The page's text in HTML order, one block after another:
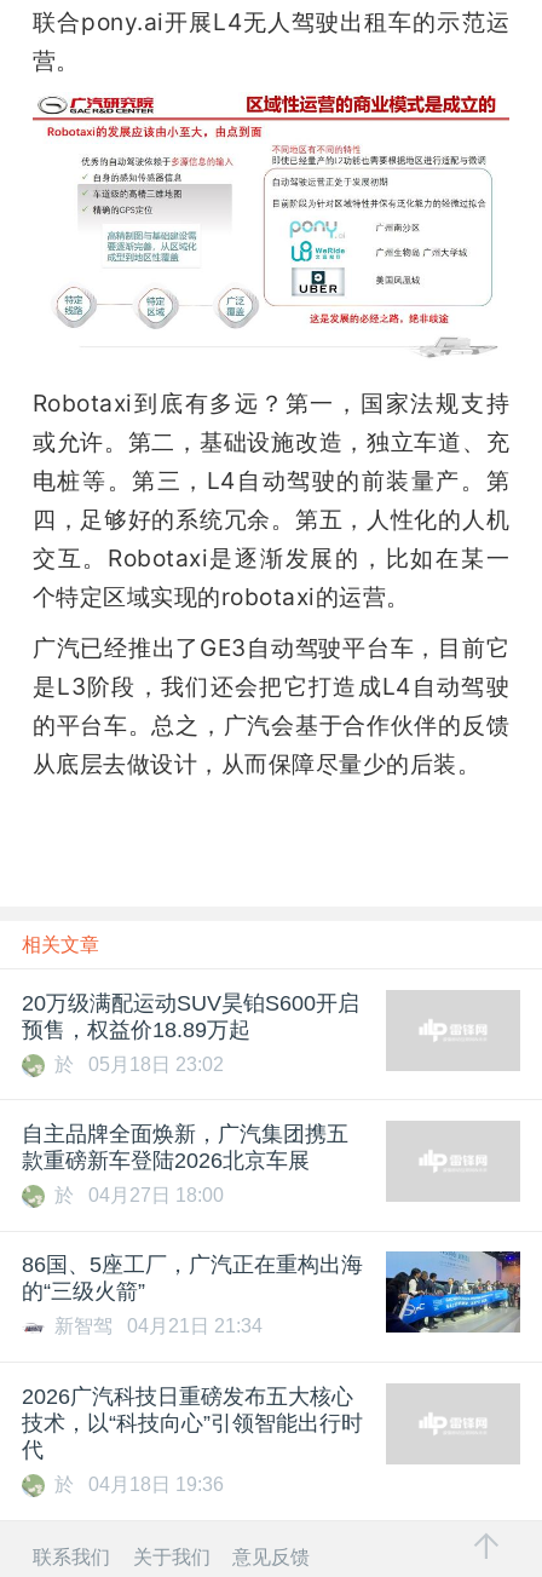
联合pony.ai开展L4无人驾驶出租车的示范运
营。
Robotaxi到底有多远？第一，国家法规支持
或允许。第二，基础设施改造，独立车道、充
电桩等。第三，L4自动驾驶的前装量产。第
四，足够好的系统冗余。第五，人性化的人机
交互。Robotaxi是逐渐发展的，比如在某一
个特定区域实现的robotaxi的运营。
广汽已经推出了GE3自动驾驶平台车，目前它
是L3阶段，我们还会把它打造成L4自动驾驶
的平台车。总之，广汽会基于合作伙伴的反馈
从底层去做设计，从而保障尽量少的后装。
相关文章
20万级满配运动SUV昊铂S600开启
预售，权益价18.89万起
於 05月18日 23:02
自主品牌全面焕新，广汽集团携五
款重磅新车登陆2026北京车展
於 04月27日 18:00
86国、5座工厂，广汽正在重构出海
的“三级火箭”
新智驾 04月21日 21:34
2026广汽科技日重磅发布五大核心
技术，以“科技向心”引领智能出行时
代
於 04月18日 19:36
联系我们 关于我们 意见反馈